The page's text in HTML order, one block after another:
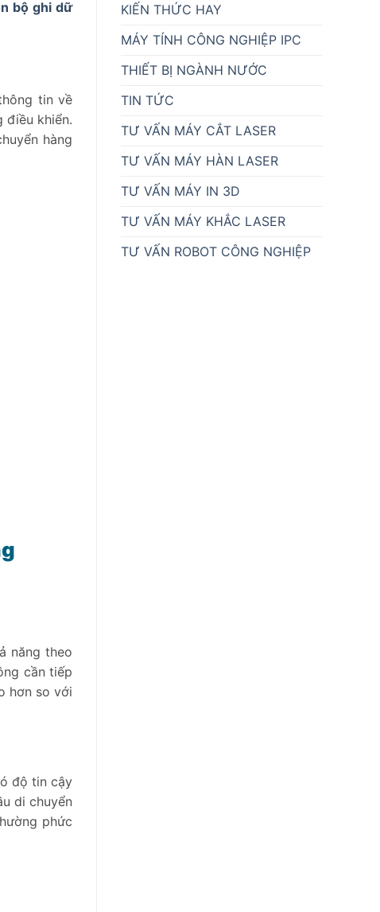
bộ ghi dữ
tin về
điều khiển.
hàng
năng theo
cần tiếp
hơn so với
độ tin cậy
di chuyển
phức
KIẾN THỨC HAY
MÁY TÍNH CÔNG NGHIỆP IPC
THIẾT BỊ NGÀNH NƯỚC
TIN TỨC
TƯ VẤN MÁY CẮT LASER
TƯ VẤN MÁY HÀN LASER
TƯ VẤN MÁY IN 3D
TƯ VẤN MÁY KHẮC LASER
TƯ VẤN ROBOT CÔNG NGHIỆP